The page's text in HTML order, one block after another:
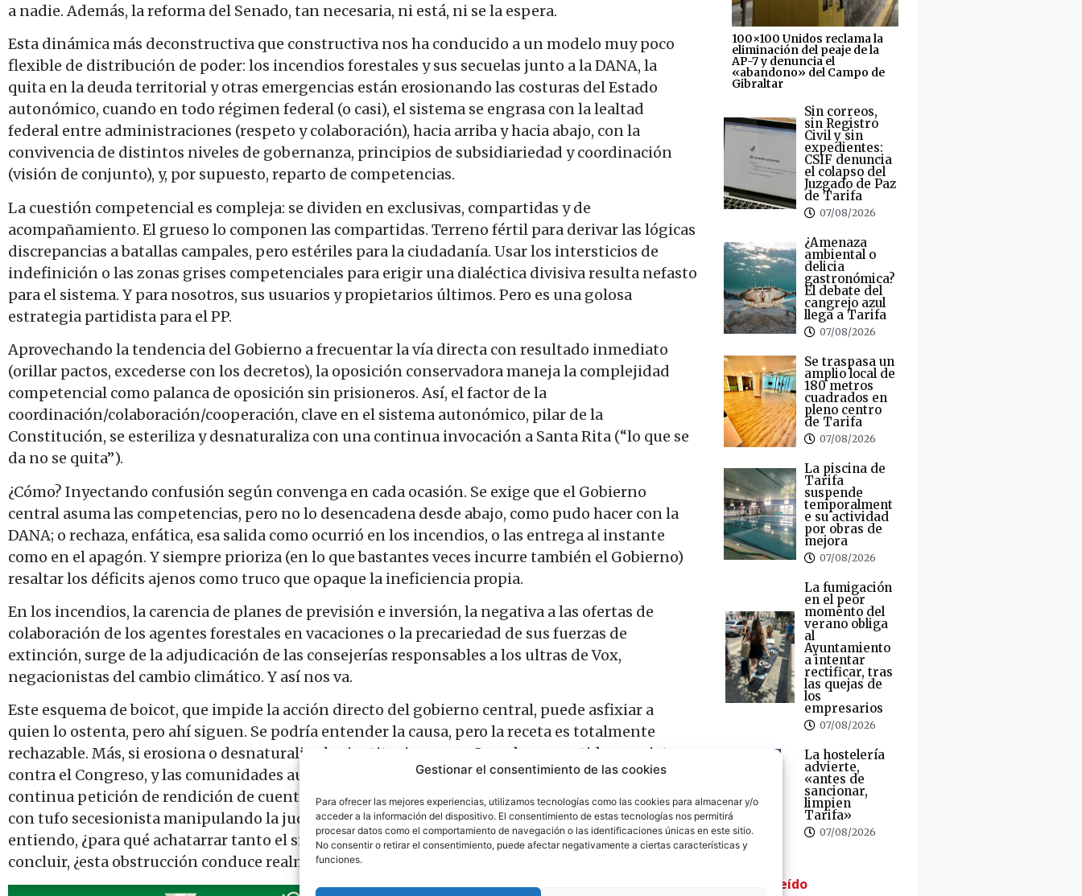
Gestionar el consentimiento de las cookies
Para ofrecer las mejores experiencias, utilizamos tecnologías como las cookies para almacenar y/o
acceder a la información del dispositivo. El consentimiento de estas tecnologías nos permitirá
procesar datos como el comportamiento de navegación o las identificaciones únicas en este sitio.
No consentir o retirar el consentimiento, puede afectar negativamente a ciertas características y
funciones.
a nadie. Además, la reforma del Senado, tan necesaria, ni está, ni se la espera.
Esta dinámica más deconstructiva que constructiva nos ha conducido a un modelo muy poco
flexible de distribución de poder: los incendios forestales y sus secuelas junto a la DANA, la
quita en la deuda territorial y otras emergencias están erosionando las costuras del Estado
autonómico, cuando en todo régimen federal (o casi), el sistema se engrasa con la lealtad
federal entre administraciones (respeto y colaboración), hacia arriba y hacia abajo, con la
convivencia de distintos niveles de gobernanza, principios de subsidiariedad y coordinación
(visión de conjunto), y, por supuesto, reparto de competencias.
La cuestión competencial es compleja: se dividen en exclusivas, compartidas y de
acompañamiento. El grueso lo componen las compartidas. Terreno fértil para derivar las lógicas
discrepancias a batallas campales, pero estériles para la ciudadanía. Usar los intersticios de
indefinición o las zonas grises competenciales para erigir una dialéctica divisiva resulta nefasto
para el sistema. Y para nosotros, sus usuarios y propietarios últimos. Pero es una golosa
estrategia partidista para el PP.
Aprovechando la tendencia del Gobierno a frecuentar la vía directa con resultado inmediato
(orillar pactos, excederse con los decretos), la oposición conservadora maneja la complejidad
competencial como palanca de oposición sin prisioneros. Así, el factor de la
coordinación/colaboración/cooperación, clave en el sistema autonómico, pilar de la
Constitución, se esteriliza y desnaturaliza con una continua invocación a Santa Rita (“lo que se
da no se quita”).
¿Cómo? Inyectando confusión según convenga en cada ocasión. Se exige que el Gobierno
central asuma las competencias, pero no lo desencadena desde abajo, como pudo hacer con la
DANA; o rechaza, enfática, esa salida como ocurrió en los incendios, o las entrega al instante
como en el apagón. Y siempre prioriza (en lo que bastantes veces incurre también el Gobierno)
resaltar los déficits ajenos como truco que opaque la ineficiencia propia.
En los incendios, la carencia de planes de previsión e inversión, la negativa a las ofertas de
colaboración de los agentes forestales en vacaciones o la precariedad de sus fuerzas de
extinción, surge de la adjudicación de las consejerías responsables a los ultras de Vox,
negacionistas del cambio climático. Y así nos va.
Este esquema de boicot, que impide la acción directo del gobierno central, puede asfixiar a
quien lo ostenta, pero ahí siguen. Se podría entender la causa, pero la receta es totalmente
rechazable. Más, si erosiona o desnaturaliza las instituciones: un Senado convertido en ariete
contra el Congreso, y las comunidades autónomas en ofensiva contra el Gobierno con una
continua petición de rendición de cuentas ajenas y nunca propias (incendios), un absentismo
con tufo secesionista manipulando la judicatura y contra la jefatura del Estado. Pero, no lo
entiendo, ¿para qué achatarrar tanto el sistema si algún día llegarán a encabezarlo? Y, para
concluir, ¿esta obstrucción conduce realmente a alguna parte?
100×100 Unidos reclama la
eliminación del peaje de la
AP-7 y denuncia el
«abandono» del Campo de
Gibraltar
Sin correos,
sin Registro
Civil y sin
expedientes:
CSIF denuncia
el colapso del
Juzgado de Paz
de Tarifa
07/08/2026
¿Amenaza
ambiental o
delicia
gastronómica?
El debate del
cangrejo azul
llega a Tarifa
07/08/2026
Se traspasa un
amplio local de
180 metros
cuadrados en
pleno centro
de Tarifa
07/08/2026
La piscina de
Tarifa
suspende
temporalment
e su actividad
por obras de
mejora
07/08/2026
La fumigación
en el peor
momento del
verano obliga
al
Ayuntamiento
a intentar
rectificar, tras
las quejas de
los
empresarios
07/08/2026
La hostelería
advierte,
«antes de
sancionar,
limpien
Tarifa»
07/08/2026
· Lo + Leído